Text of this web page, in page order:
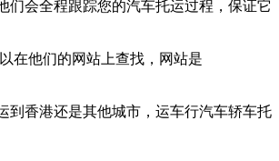
会全程跟踪您的汽车托运过程，保证它
在他们的网站上查找，网站是
到香港还是其他城市，运车行汽车轿车托